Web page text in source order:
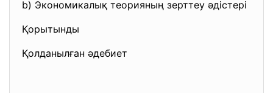
b) Экономикалық теорияның зерттеу әдістері
Қорытынды
Қолданылған әдебиет